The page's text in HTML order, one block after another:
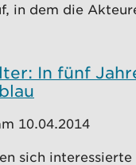
in dem die
In fünf
10.04.2014
sich interessierte